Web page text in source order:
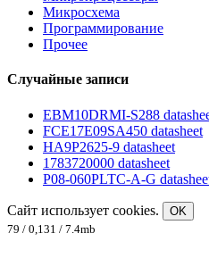
Микросхема
Программирование
Прочее
Случайные записи
EBM10DRMI-S288
FCE17E09SA450 datasheet
HA9P2625-9 datasheet
1783720000 datasheet
P08-060PLTC-A-G
Сайт использует cookies.
OK
79 / 0,131 / 7.4mb